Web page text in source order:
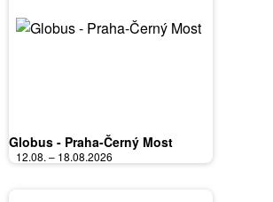
Globus - Praha-Černý Most
12.08. – 18.08.2026